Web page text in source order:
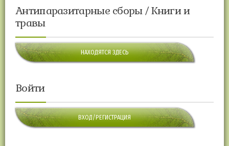
Антипаразитарные сборы / Книги и
травы
НАХОДЯТСЯ ЗДЕСЬ
Войти
ВХОД/РЕГИСТРАЦИЯ